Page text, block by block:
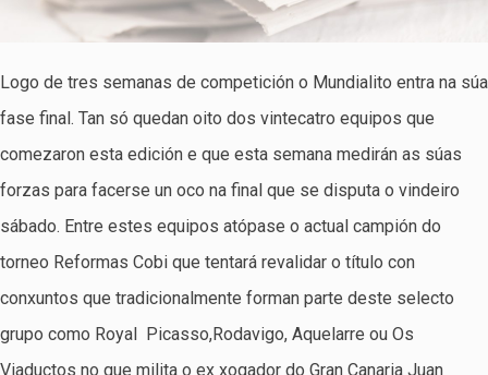
Logo de tres semanas de competición o Mundialito entra na súa
fase final. Tan só quedan oito dos vintecatro equipos que
comezaron esta edición e que esta semana medirán as súas
forzas para facerse un oco na final que se disputa o vindeiro
sábado. Entre estes equipos atópase o actual campión do
torneo Reformas Cobi que tentará revalidar o título con
conxuntos que tradicionalmente forman parte deste selecto
grupo como Royal Picasso,Rodavigo, Aquelarre ou Os
Viaductos no que milita o ex xogador do Gran Canaria Juan